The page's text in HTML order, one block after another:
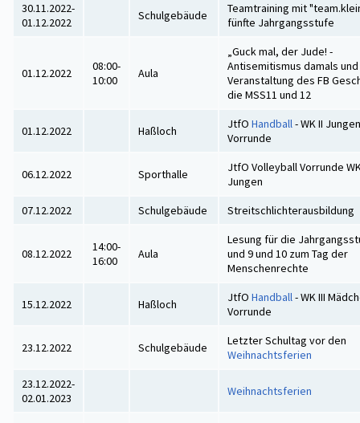
30.11.2022-
01.12.2022
Schulgebäude
Teamtraining mit
fünfte Jahrgangsstufe
01.12.2022
08:00-
10:00
Aula
„Guck mal, der Jude! -
Antisemitismus damals
Veranstaltung des FB
die MSS11 und 12
01.12.2022 Haßloch JtfO Handball- WK II
Vorrunde
06.12.2022 Sporthalle
JtfO Volleyball Vorrunde
Jungen
07.12.2022
Schulgebäude Streitschlichterausbildung
08.12.2022
14:00-
16:00
Aula
Lesung für die
und 9 und 10 zum Tag der
Menschenrechte
15.12.2022 Haßloch JtfO Handball- WK III
Vorrunde
23.12.2022 Schulgebäude
Letzter Schultag vor den
Weihnachtsferien
23.12.2022-
02.01.2023
Weihnachtsferien